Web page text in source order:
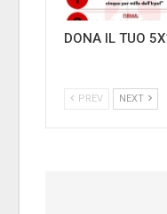
DONA IL TUO
PREV NEXT